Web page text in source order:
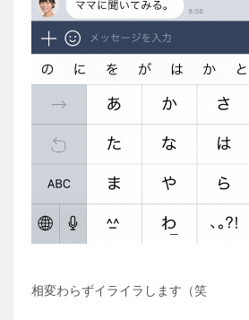
相変わらずイライラします（笑